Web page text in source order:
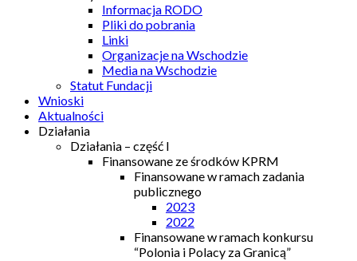
Informacja RODO
Pliki do pobrania
Linki
Organizacje na Wschodzie
Media na Wschodzie
Statut Fundacji
Wnioski
Aktualności
Działania
Działania – część I
Finansowane ze środków KPRM
Finansowane w ramach zadania
publicznego
2023
2022
Finansowane w ramach konkursu
“Polonia i Polacy za Granicą”